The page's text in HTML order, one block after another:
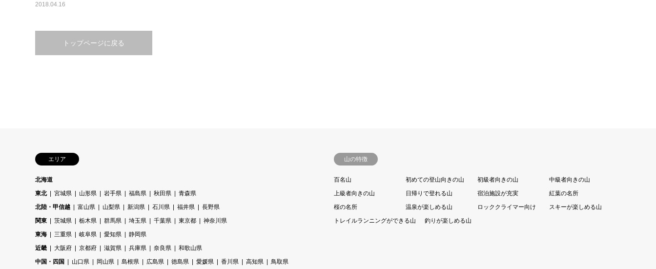
2018.04.16
トップページに戻る
エリア
北海道
東北
宮城県 山形県 岩手県 福島県 秋田県
青森県
北陸・甲信越
富山県 山梨県 新潟県 石川県 福井県
長野県
関東
茨城県 栃木県 群馬県 埼玉県 千葉県 東京都
神奈川県
東海
三重県 岐阜県 愛知県
静岡県
近畿
大阪府 京都府 滋賀県 兵庫県 奈良県
和歌山県
中国・四国
山口県 岡山県 島根県 広島県 徳島県 愛媛県 香川県 高知県 鳥取県
山の特徴
百名山 初めての登山向きの山 初級者向きの山
中級者向きの山
上級者向きの山
日帰りで登れる山 宿泊施設が充実
紅葉の名所
桜の名所
温泉が楽しめる山 ロッククライマー向け
スキーが楽しめる山
トレイルランニングができる山
釣りが楽しめる山